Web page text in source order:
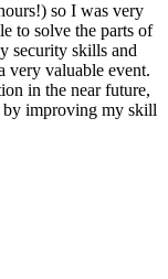
so I was very
to solve the parts of
security skills and
very valuable event.
in the near future,
by improving my skill